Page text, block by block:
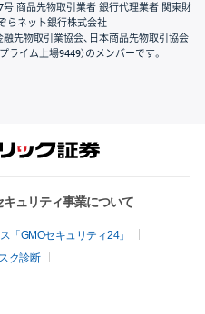
号 商品先物取引業者 銀行代理業者 関東財
らネット銀行株式会社
融先物取引業協会、日本商品先物取引協会
イム上場9449）のメンバーです。
ュリティ事業について
「GMOセキュリティ24」
ク診断